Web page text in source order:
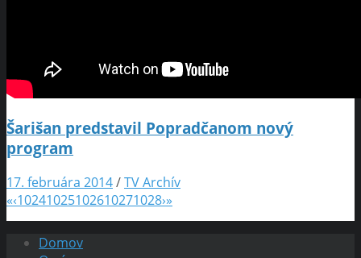
Šarišan predstavil Popradčanom nový
program
17. februára 2014/TV Archív
«‹10241025102610271028›»
Domov